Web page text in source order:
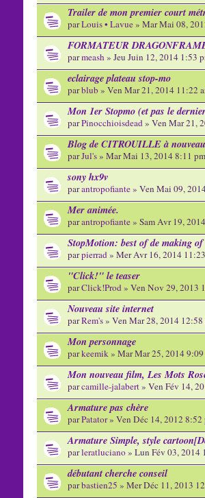
Trailer de mon premier court
parLouis • Lavue» Mar Mai 08,
FORMATEUR
parmeash» Jeu Juin 12, 2014 1:53
eclairage plateau stop-mo
parblub » Ven Mar 21, 2014 11:22
Mon 1er Stopmo (et pas le
parPinocchioisdead» Ven Mar 21,
Blog de CITROUILLE à
parJul's» Mar Mai 13, 2014 8:11 pm
sony hx9v
parantropofiante» Ven Mai 09,
Mer animée.
parantropofiante» Sam Avr 19,
StopMotion: best of de making of
parpierrad» Mer Avr 16, 2014
"Click!" le teaser
parClick!Prod» Ven Nov 29, 2013
Nouveau site internet
parRem's» Ven Mar 28, 2014 12:58
Mon personnage
parkeemik» Mar Mar 25, 2014 9:09
Mon nouveau film, Les Mots
parcamille-jalabert» Ven Fév 14,
Armature pas chère
parPatator» Ven Déc 14, 2012 8:52
Armature Simple, style
parleratluciano» Lun Fév 03, 2014
débutant cherche conseil
parbastien25 » Mer Déc 11, 2013